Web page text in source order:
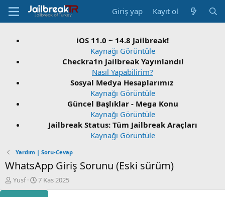
Giriş yap Kayıt ol
iOS 11.0 ~ 14.8 Jailbreak!
Kaynağı Görüntüle
Checkra1n Jailbreak Yayınlandı!
Nasıl Yapabilirim?
Sosyal Medya Hesaplarımız
Kaynağı Görüntüle
Güncel Başlıklar - Mega Konu
Kaynağı Görüntüle
Jailbreak Status: Tüm Jailbreak Araçları
Kaynağı Görüntüle
Yardım | Soru-Cevap
WhatsApp Giriş Sorunu (Eski sürüm)
K
o
Yusf
B
a
7 Kas 2025